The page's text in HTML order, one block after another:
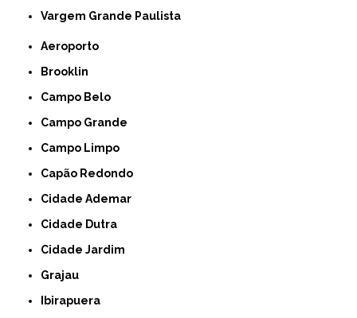
Vargem Grande Paulista
Aeroporto
Brooklin
Campo Belo
Campo Grande
Campo Limpo
Capão Redondo
Cidade Ademar
Cidade Dutra
Cidade Jardim
Grajau
Ibirapuera